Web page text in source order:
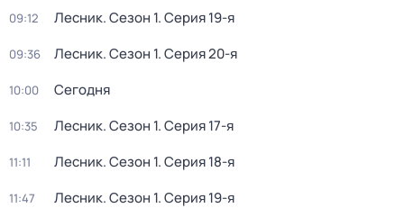
09:12 Лесник. Сезон 1. Серия 19-я
09:36 Лесник. Сезон 1. Серия 20-я
10:00 Сегодня
10:35 Лесник. Сезон 1. Серия 17-я
11:11 Лесник. Сезон 1. Серия 18-я
11:47 Лесник. Сезон 1. Серия 19-я